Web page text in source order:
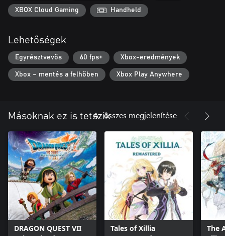
XBOX Cloud Gaming Handheld
Lehetőségek
Egyrésztvevős 60 fps+ Xbox-eredmények
Xbox – mentés a felhőben Xbox Play Anywhere
Másoknak ez is tetszikAz összes megjelenítése
DRAGON QUEST VII
Tales of Xillia
The